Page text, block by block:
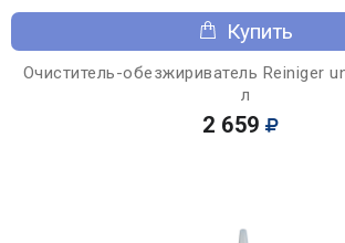
Купить
Очиститель-обезжириватель Reiniger
л
2 659